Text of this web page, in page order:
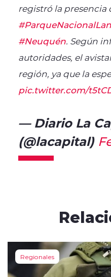
registró la presencia
#Neuquén. Según
autoridades, el
región, ya que la
pic.twitter.com/
— Diario La
(@lacapital)
Regionales